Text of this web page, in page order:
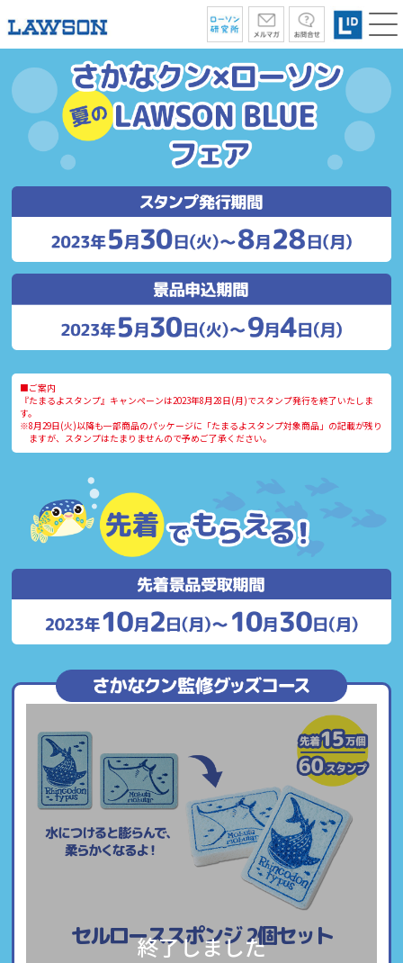
■ご案内
『たまるよスタンプ』キャンペーンは2023年8月28日(月)でスタンプ発行を終了いたしま
す。
※8月29日(火)以降も一部商品のパッケージに「たまるよスタンプ対象商品」の記載が残り
ますが、スタンプはたまりませんので予めご了承ください。
終了しました
セルローススポンジ2個セット